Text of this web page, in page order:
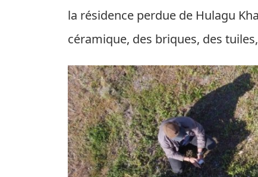
la résidence perdue de Hulagu
céramique, des briques, des